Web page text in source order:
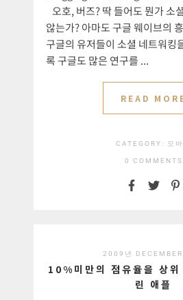
오호, 버즈? 딱 들어도 뭔가 소
않는가? 아마도 구글 웨이브의
구글의 유저들이 소셜 네트워킹
록 구글도 많은 연구를 ...
READ
CATEGORY: 모
0 COMMENTS
2009년 DECEMBER
10%미만의 점유율을 상
린 애플